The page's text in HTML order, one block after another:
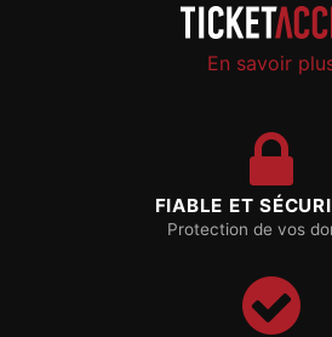
En savoir
FIABLE ET
Protection de vos